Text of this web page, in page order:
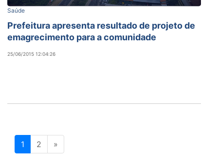
Saúde
Prefeitura apresenta resultado de projeto de
emagrecimento para a comunidade
25/06/2015 12:04:26
1 2 »